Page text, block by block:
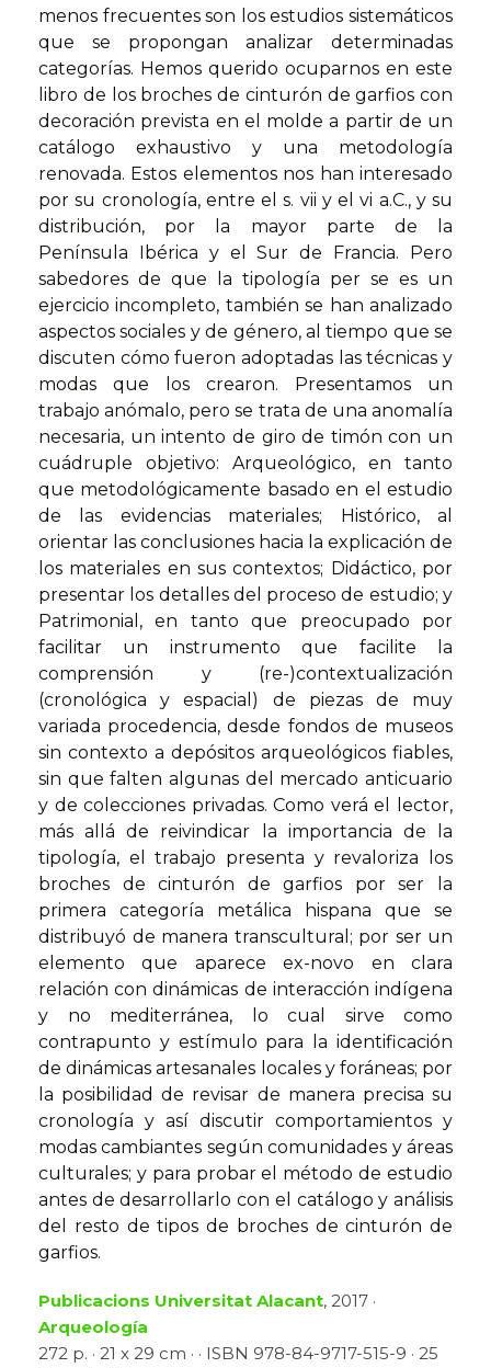
menos frecuentes son los estudios sistemáticos
que se propongan analizar determinadas
categorías. Hemos querido ocuparnos en este
libro de los broches de cinturón de garfios con
decoración prevista en el molde a partir de un
catálogo exhaustivo y una metodología
renovada. Estos elementos nos han interesado
por su cronología, entre el s. vii y el vi a.C., y su
distribución, por la mayor parte de la
Península Ibérica y el Sur de Francia. Pero
sabedores de que la tipología per se es un
ejercicio incompleto, también se han analizado
aspectos sociales y de género, al tiempo que se
discuten cómo fueron adoptadas las técnicas y
modas que los crearon. Presentamos un
trabajo anómalo, pero se trata de una anomalía
necesaria, un intento de giro de timón con un
cuádruple objetivo: Arqueológico, en tanto
que metodológicamente basado en el estudio
de las evidencias materiales; Histórico, al
orientar las conclusiones hacia la explicación de
los materiales en sus contextos; Didáctico, por
presentar los detalles del proceso de estudio; y
Patrimonial, en tanto que preocupado por
facilitar un instrumento que facilite la
comprensión y (re-)contextualización
(cronológica y espacial) de piezas de muy
variada procedencia, desde fondos de museos
sin contexto a depósitos arqueológicos fiables,
sin que falten algunas del mercado anticuario
y de colecciones privadas. Como verá el lector,
más allá de reivindicar la importancia de la
tipología, el trabajo presenta y revaloriza los
broches de cinturón de garfios por ser la
primera categoría metálica hispana que se
distribuyó de manera transcultural; por ser un
elemento que aparece ex-novo en clara
relación con dinámicas de interacción indígena
y no mediterránea, lo cual sirve como
contrapunto y estímulo para la identificación
de dinámicas artesanales locales y foráneas; por
la posibilidad de revisar de manera precisa su
cronología y así discutir comportamientos y
modas cambiantes según comunidades y áreas
culturales; y para probar el método de estudio
antes de desarrollarlo con el catálogo y análisis
del resto de tipos de broches de cinturón de
garfios.
Publicacions Universitat Alacant, 2017 ·
Arqueología
272 p. · 21 x 29 cm · · ISBN 978-84-9717-515-9 · 25